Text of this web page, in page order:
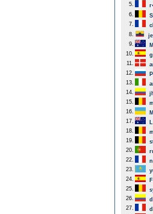
5.
6.
7.
8.
9.
10.
11.
12.
13.
14.
15.
16.
17.
18.
19.
20.
22.
23.
24.
25.
26.
27.